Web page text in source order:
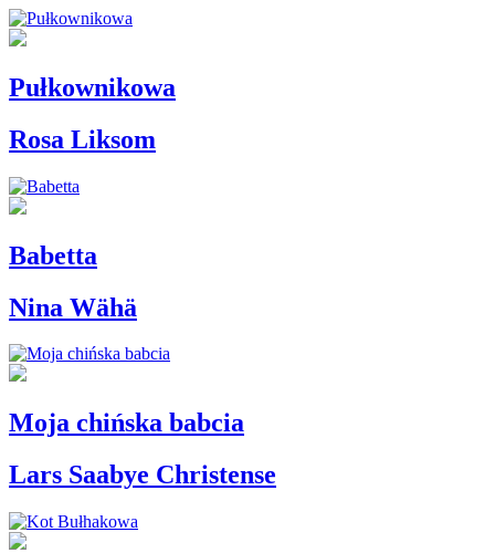
Pułkownikowa
Rosa Liksom
Babetta
Nina Wähä
Moja chińska babcia
Lars Saabye Christense